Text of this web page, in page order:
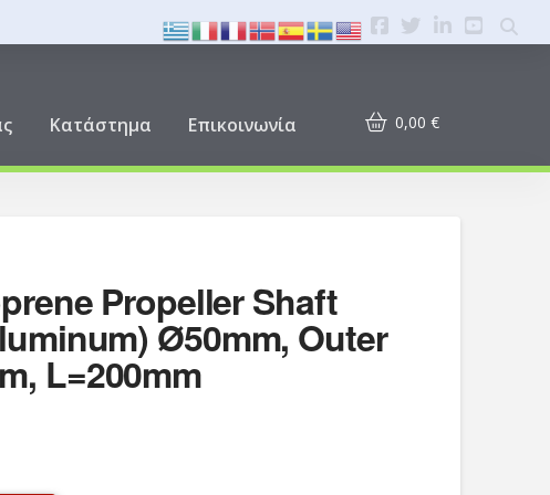
Κατάστημα Επικοινωνία 0,00 €
Propeller Shaft
Ø50mm, Outer
L=200mm